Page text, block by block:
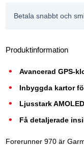
Betala snabbt och
Produktinformation
Avancerad GPS-
Inbyggda kartor
Ljusstark
Få detaljerade
Forerunner 970 är